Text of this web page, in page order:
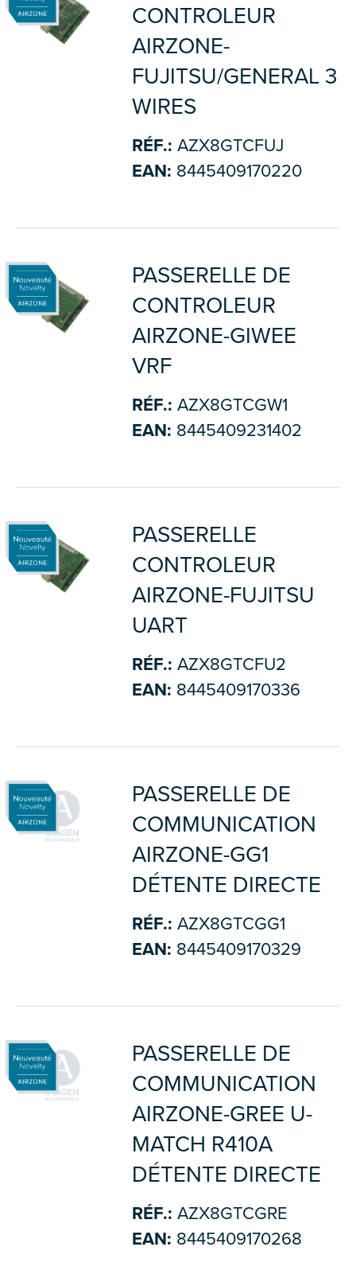
CONTROLEUR
AIRZONE-
FUJITSU/GENERAL 3
WIRES
RÉF.: AZX8GTCFUJ
EAN: 8445409170220
PASSERELLE DE
CONTROLEUR
AIRZONE-GIWEE
VRF
RÉF.: AZX8GTCGW1
EAN: 8445409231402
PASSERELLE
CONTROLEUR
AIRZONE-FUJITSU
UART
RÉF.: AZX8GTCFU2
EAN: 8445409170336
PASSERELLE DE
COMMUNICATION
AIRZONE-GG1
DÉTENTE DIRECTE
RÉF.: AZX8GTCGG1
EAN: 8445409170329
PASSERELLE DE
COMMUNICATION
AIRZONE-GREE U-
MATCH R410A
DÉTENTE DIRECTE
RÉF.: AZX8GTCGRE
EAN: 8445409170268